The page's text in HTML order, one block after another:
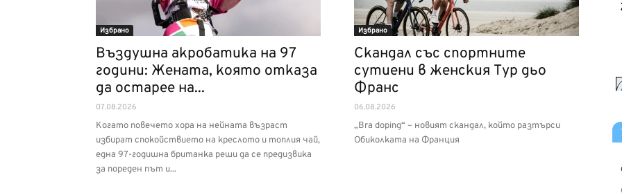
Избрано
Въздушна акробатика на 97
години: Жената, която отказа
да остарее на...
07.08.2026
Когато повечето хора на нейната възраст
избират спокойствието на креслото и топлия чай,
една 97-годишна британка реши да се предизвика
за пореден път и...
Избрано
Скандал със спортните
сутиени в женския Тур дьо
Франс
06.08.2026
„Bra doping“ – новият скандал, който разтърси
Обиколката на Франция